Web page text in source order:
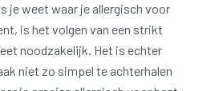
je weet waar je allergisch voor
is het volgen van een strikt
noodzakelijk. Het is echter
niet zo simpel te achterhalen